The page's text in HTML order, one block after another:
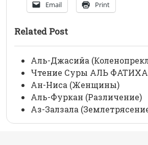
Email Print
Related Post
Аль-Джасийа
Чтение Суры АЛЬ ФАТИХА
Ан-Ниса (Женщины)
Аль-Фуркан (Различение)
Аз-Залзала